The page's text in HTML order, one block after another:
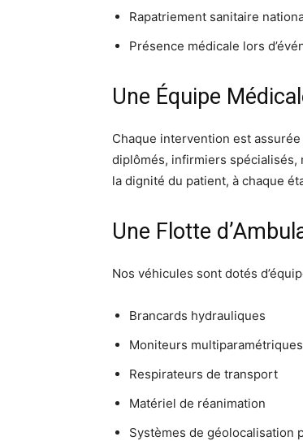
Rapatriement sanitaire
Présence médicale lors
Une Équipe
Chaque intervention est
diplômés, infirmiers
la dignité du patient, à chaque
Une Flotte
Nos véhicules sont dotés
Brancards hydrauliques
Moniteurs multiparamétriques
Respirateurs de transport
Matériel de réanimation
Systèmes de géolocalisation